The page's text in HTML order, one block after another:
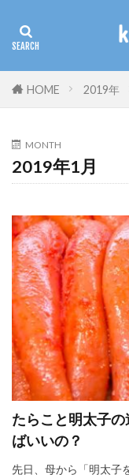
HOME 2019年
MONTH
2019年1月
たらこと明太子
ばいいの？
先日、母から「明太子